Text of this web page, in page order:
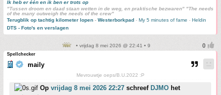
Ik heb er één en ik ben er trots op
"Tussen droom en daad staan wetten in de weg, en praktische bezwaren" "The needs
of the many outweigh the needs of the crew"
Terugblik op tachtig kilometer lopen - Westerborkpad - My 5 minutes of fame - Heldin
DTS - Foto's en verslagen
• vrijdag 8 mei 2026 @ 22:41 • 9
Spellchecker
maily
Mevrouwtje oeps/B.U.2022 :P
Op vrijdag 8 mei 2026 22:27 schreef DJMO het